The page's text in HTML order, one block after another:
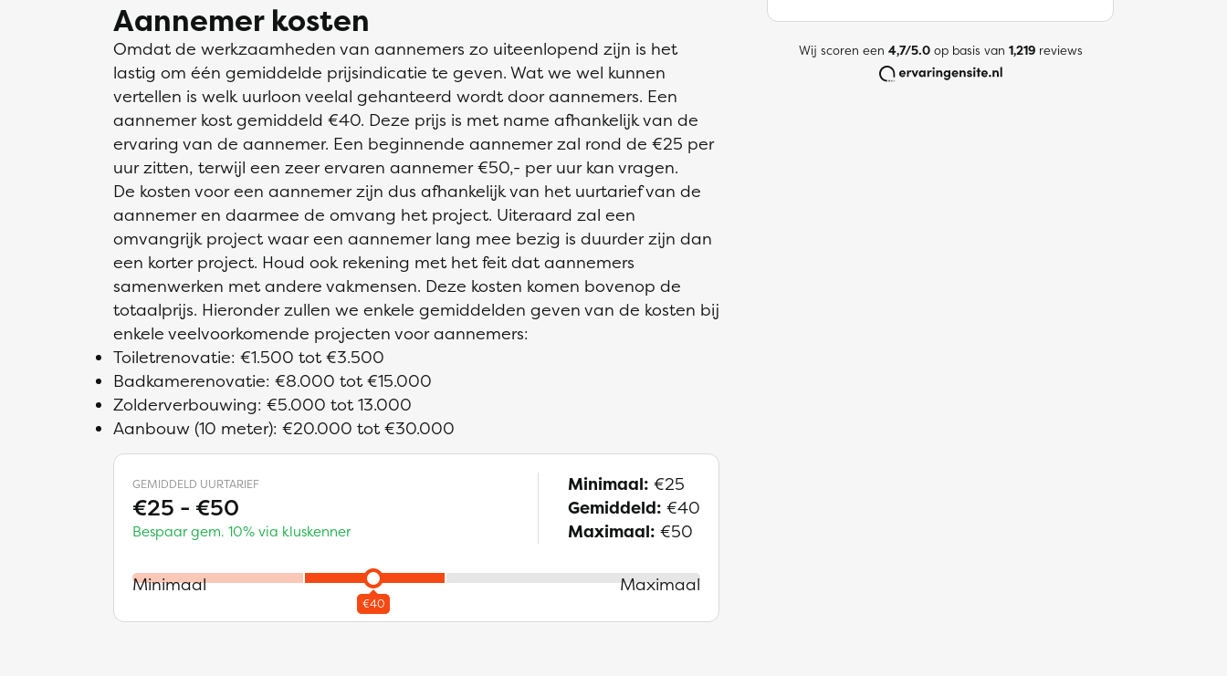
Aannemer kosten
Omdat de werkzaamheden van aannemers zo uiteenlopend zijn is het
lastig om één gemiddelde prijsindicatie te geven. Wat we wel kunnen
vertellen is welk uurloon veelal gehanteerd wordt door aannemers. Een
aannemer kost gemiddeld €40. Deze prijs is met name afhankelijk van de
ervaring van de aannemer. Een beginnende aannemer zal rond de €25 per
uur zitten, terwijl een zeer ervaren aannemer €50,- per uur kan vragen.
De kosten voor een aannemer zijn dus afhankelijk van het uurtarief van de
aannemer en daarmee de omvang het project. Uiteraard zal een
omvangrijk project waar een aannemer lang mee bezig is duurder zijn dan
een korter project. Houd ook rekening met het feit dat aannemers
samenwerken met andere vakmensen. Deze kosten komen bovenop de
totaalprijs. Hieronder zullen we enkele gemiddelden geven van de kosten bij
enkele veelvoorkomende projecten voor aannemers:
Toiletrenovatie: €1.500 tot €3.500
Badkamerenovatie: €8.000 tot €15.000
Zolderverbouwing: €5.000 tot 13.000
Aanbouw (10 meter): €20.000 tot €30.000
GEMIDDELD UURTARIEF
€25 - €50
Bespaar gem. 10% via kluskenner
Minimaal: €25
Gemiddeld: €40
Maximaal: €50
Minimaal Maximaal
Wij scoren een 4,7/5.0op basis van 1,219reviews